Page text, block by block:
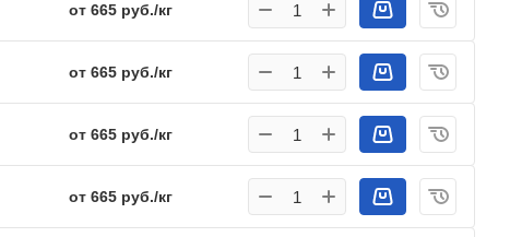
от 665 руб./кг
от 665 руб./кг
от 665 руб./кг
от 665 руб./кг